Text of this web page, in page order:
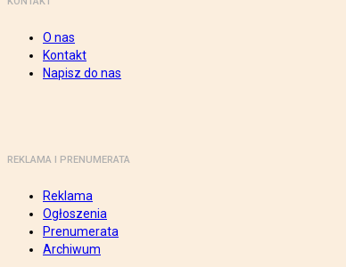
O nas
Kontakt
Napisz do nas
REKLAMA I PRENUMERATA
Reklama
Ogłoszenia
Prenumerata
Archiwum